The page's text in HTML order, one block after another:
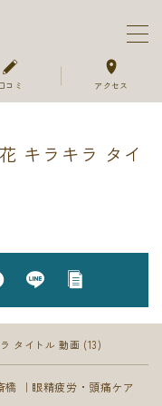
コミ アクセス
キラキラ タイ
タイトル 動画 (13)
｜眼精疲労・頭痛ケア